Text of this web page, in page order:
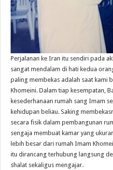
Perjalanan ke Iran itu sendiri pada
sangat mendalam di hati kedua
paling membekas adalah saat kami
Khomeini. Dalam tiap kesempatan,
kesederhanaan rumah sang Imam
kehidupan beliau. Saking
secara fisik dalam pembangunan
sengaja membuat kamar yang
lebih besar dari rumah Imam
itu dirancang terhubung langsung
shalat sekaligus mengajar.